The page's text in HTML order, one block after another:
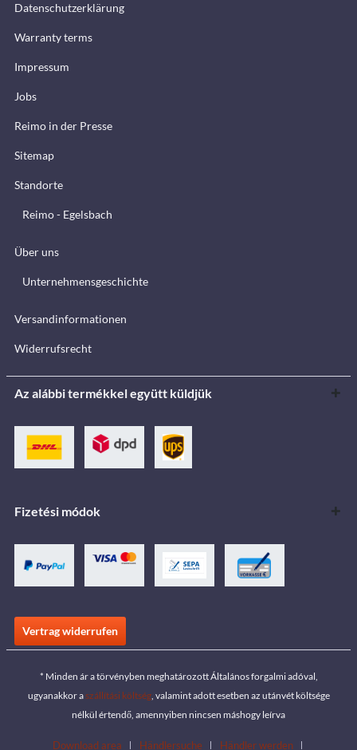
Datenschutzerklärung
Warranty terms
Impressum
Jobs
Reimo in der Presse
Sitemap
Standorte
Reimo - Egelsbach
Über uns
Unternehmensgeschichte
Versandinformationen
Widerrufsrecht
Az alábbi termékkel együtt küldjük
Fizetési módok
Vertrag widerrufen
* Minden ár a törvényben meghatározott Általános forgalmi adóval,
ugyanakkor aszállítási költség, valamint adott esetben az utánvét költsége
nélkül értendő, amennyiben nincsen máshogy leírva
Download area Händlersuche Händler werden